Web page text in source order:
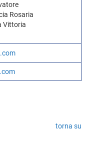
Rosaria
Vittoria
torna su